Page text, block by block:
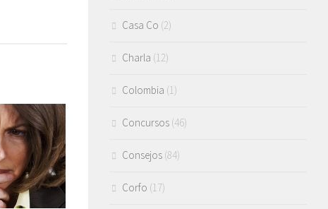
Casa Co (2)
Charla (12)
Colombia (1)
Concursos (46)
Consejos (84)
Corfo (17)